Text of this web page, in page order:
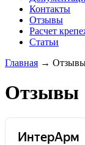
Контакты
Отзывы
Расчет
Статьи
Главная →
Отзывы